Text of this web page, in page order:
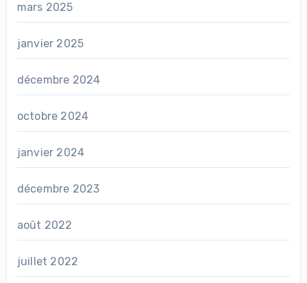
mars 2025
janvier 2025
décembre 2024
octobre 2024
janvier 2024
décembre 2023
août 2022
juillet 2022